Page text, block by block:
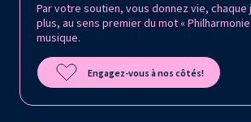
Par votre soutien, vous donnez vie, chaque
plus, au sens premier du mot « Philharmonie
musique.
Engagez-vous à nos côtés!